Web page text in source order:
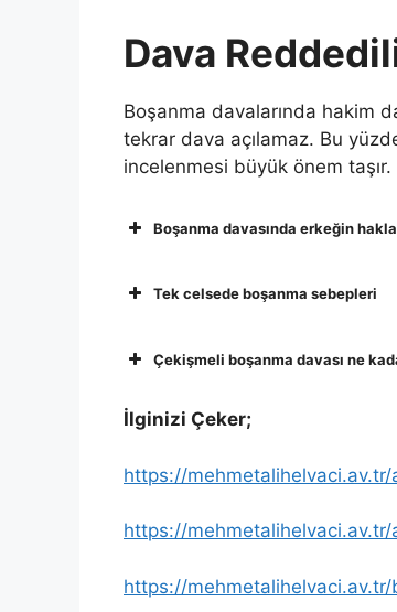
Dava
Boşanma davalarında hakim
tekrar dava açılamaz. Bu
incelenmesi büyük önem taşır.
Boşanma davasında erkeğin
Tek celsede boşanma sebepleri
Çekişmeli boşanma davası ne
İlginizi Çeker;
https://
https://
https://